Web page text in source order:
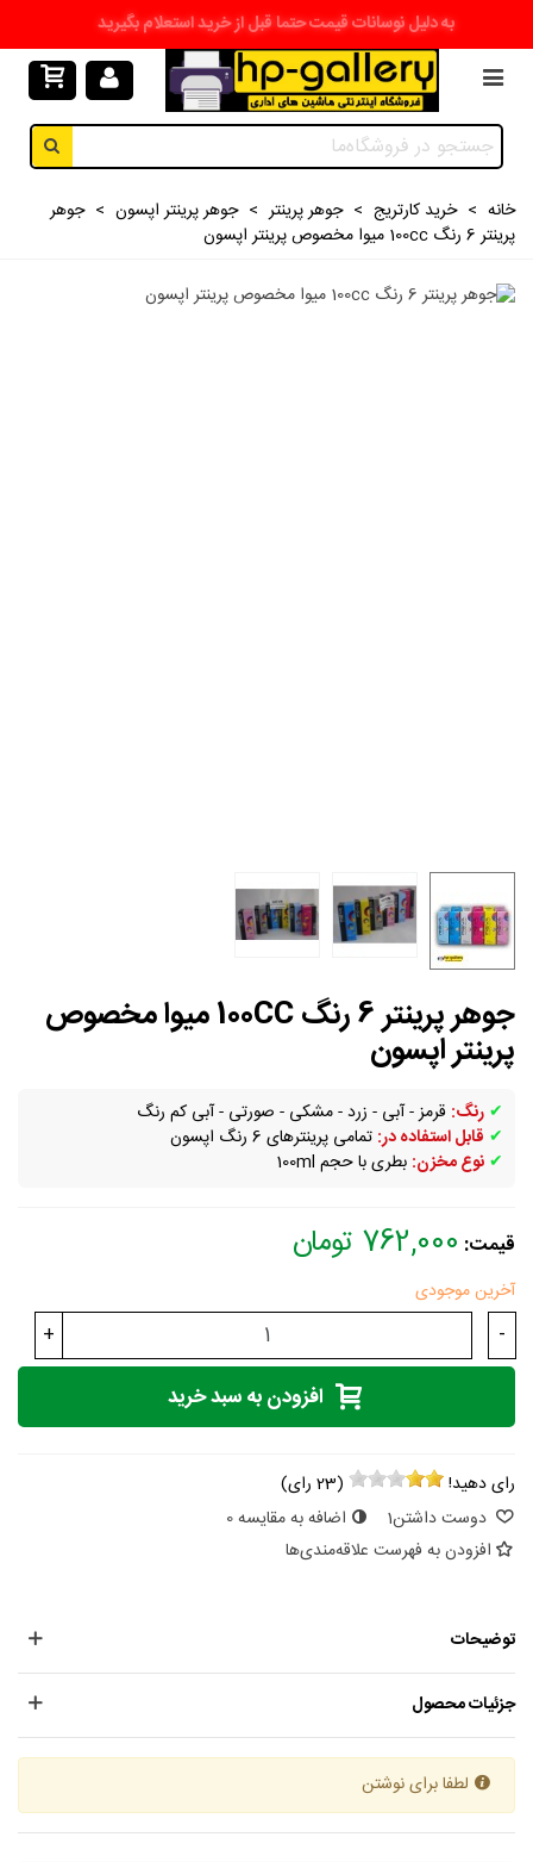
به دلیل نوسانات قیمت حتما قبل از خرید استعلام بگیرید
خانه > خرید کارتریج > جوهر پرینتر > جوهر پرینتر اپسون > جوهر
پرینتر 6 رنگ 100cc میوا مخصوص پرینتر اپسون
جوهر پرینتر 6 رنگ 100CC میوا مخصوص
پرینتر اپسون
✔ رنگ: قرمز - آبی - زرد - مشکی - صورتی - آبی کم رنگ
✔ قابل استفاده در: تمامی پرینترهای 6 رنگ اپسون
✔ نوع مخزن: بطری با حجم 100ml
قیمت: 762,000 تومان
آخرین موجودی
-
+
افزودن به سبد خرید
رای دهید! (
23 رای)
دوست داشتن1 اضافه به مقایسه0
افزودن به فهرست علاقه‌مندی‌ها
توضیحات
جزئیات محصول
لطفا برای نوشتن